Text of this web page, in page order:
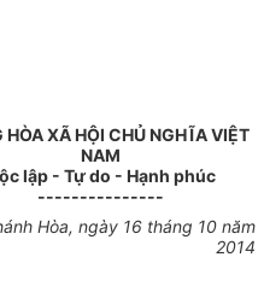
HÒA XÃ HỘI CHỦ NGHĨA VIỆT
NAM
lập - Tự do - Hạnh phúc
---------------
Hòa, ngày 16 tháng 10 năm
2014